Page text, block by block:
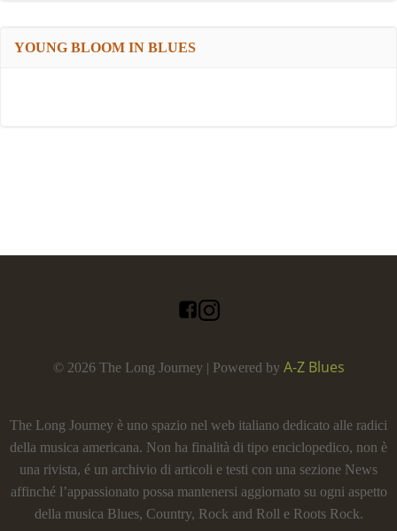
YOUNG BLOOM IN BLUES
© 2026 The Long Journey | Powered by A-Z Blues
The Long Journey è uno spazio nel web italiano dedicato alle radici
della musica americana. Non ha finalità di tipo enciclopedico, non è
una rivista, é un archivio di articoli e testi con una sezione News
affinché l’appassionato possa mantenersi aggiornato su ogni aspetto
della musica Blues, Country, Rock and Roll e Roots Rock.